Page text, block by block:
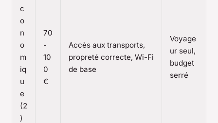
c
o
n
o
m
iq
u
e
(2
)
70
-
10
0
€
Accès aux transports,
propreté correcte, Wi-Fi
de base
Voyage
ur seul,
budget
serré